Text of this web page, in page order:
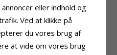
Passer Til Guldkæder Med Bredde
Venezia Max: 1,5 mm
PRODUKTER
eller indhold og
Ved at klikke på
du vores brug af
at vide om vores brug